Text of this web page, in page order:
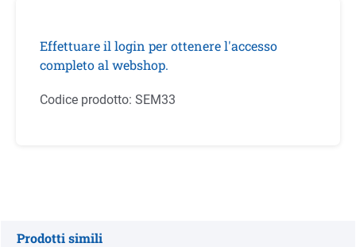
Effettuare il login per ottenere l'accesso
completo al webshop.
Codice prodotto: SEM33
Prodotti simili